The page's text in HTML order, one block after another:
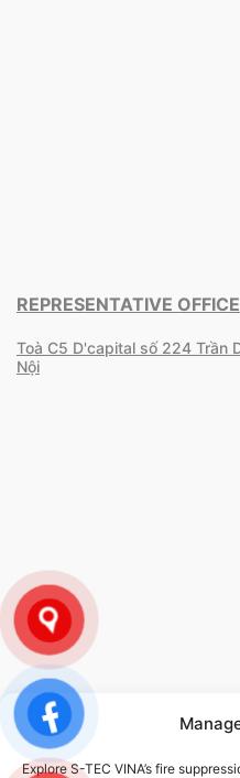
Explore S-TEC VINA’s fire
REPRESENTATIVE OFFICE
Toà C5 D'capital số 224 Trần
Nội
POLICY